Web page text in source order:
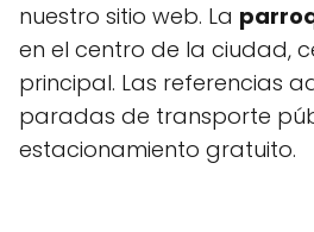
nuestro sitio web. La
en el centro de la ciudad,
principal. Las referencias
paradas de transporte
estacionamiento gratuito.